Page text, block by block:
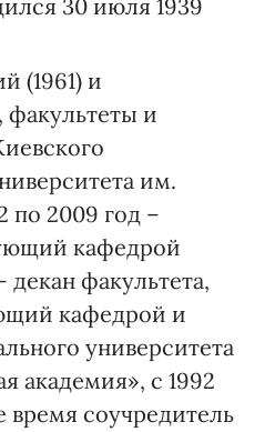
30 июля 1939
(1961) и
факультеты и
им.
по 2009 год –
кафедрой
факультета,
кафедрой и
университета
академия», с 1992
время соучредитель